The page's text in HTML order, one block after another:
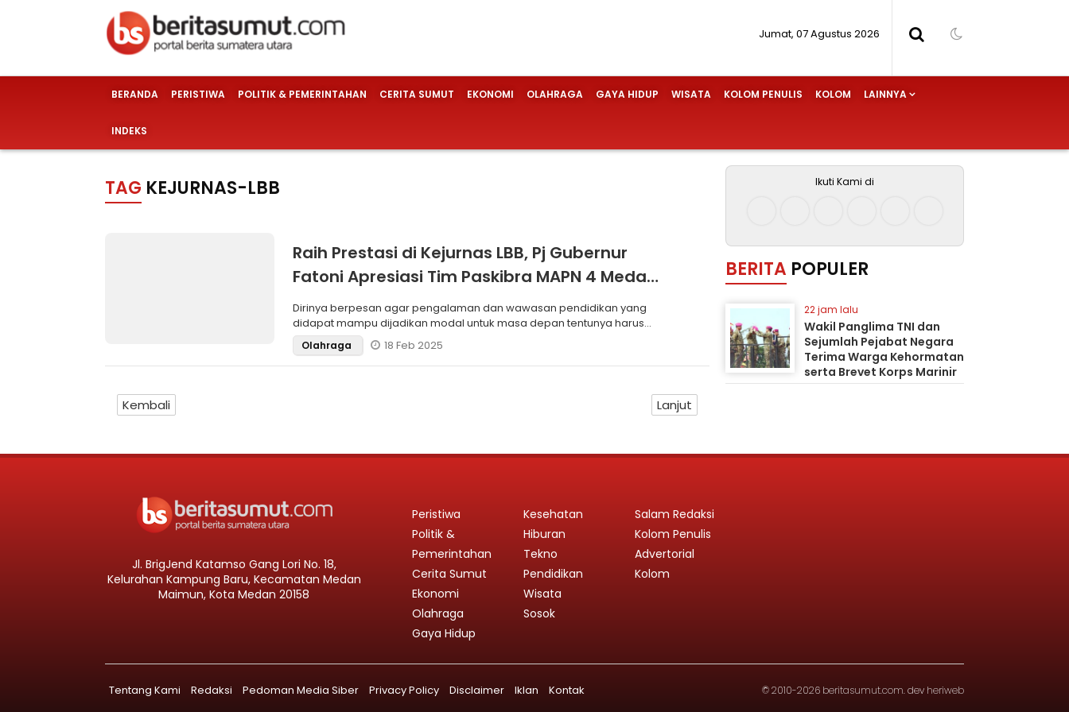
Jumat, 07 Agustus 2026
BERANDA PERISTIWA POLITIK & PEMERINTAHAN CERITA SUMUT EKONOMI OLAHRAGA GAYA HIDUP WISATA KOLOM PENULIS KOLOM LAINNYA
INDEKS
TAG KEJURNAS-LBB
Raih Prestasi di Kejurnas LBB, Pj Gubernur
Fatoni Apresiasi Tim Paskibra MAPN 4 Medan
Binaan Perwosi Sumut
Dirinya berpesan agar pengalaman dan wawasan pendidikan yang
didapat mampu dijadikan modal untuk masa depan tentunya harus
diimbangi dengan
Olahraga 18 Feb 2025
Kembali Lanjut
Ikuti Kami di
BERITA POPULER
22 jam lalu
Wakil Panglima TNI dan
Sejumlah Pejabat Negara
Terima Warga Kehormatan
serta Brevet Korps Marinir
Jl. BrigJend Katamso Gang Lori No. 18,
Kelurahan Kampung Baru, Kecamatan Medan
Maimun, Kota Medan 20158
Peristiwa
Politik &
Pemerintahan
Cerita Sumut
Ekonomi
Olahraga
Gaya Hidup
Kesehatan
Hiburan
Tekno
Pendidikan
Wisata
Sosok
Salam Redaksi
Kolom Penulis
Advertorial
Kolom
Tentang Kami Redaksi Pedoman Media Siber Privacy Policy Disclaimer Iklan Kontak © 2010-2026 beritasumut.com. dev heriweb